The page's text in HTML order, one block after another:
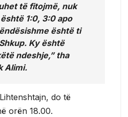
të fitojmë, nuk
1:0, 3:0 apo
është ti
Ky është
ndeshje,” tha
Alimi.
do të
orën 18.00.